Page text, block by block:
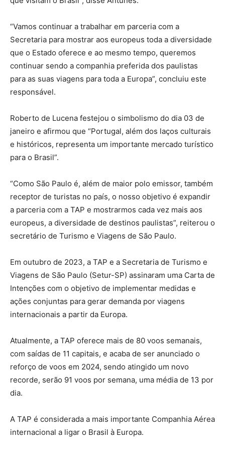
“Vamos continuar a trabalhar em parceria com a
Secretaria para mostrar aos europeus toda a diversidade
que o Estado oferece e ao mesmo tempo, queremos
continuar sendo a companhia preferida dos paulistas
para as suas viagens para toda a Europa”, concluiu este
responsável.
Roberto de Lucena festejou o simbolismo do dia 03 de
janeiro e afirmou que “Portugal, além dos laços culturais
e históricos, representa um importante mercado turístico
para o Brasil”.
“Como São Paulo é, além de maior polo emissor, também
receptor de turistas no país, o nosso objetivo é expandir
a parceria com a TAP e mostrarmos cada vez mais aos
europeus, a diversidade de destinos paulistas”, reiterou o
secretário de Turismo e Viagens de São Paulo.
Em outubro de 2023, a TAP e a Secretaria de Turismo e
Viagens de São Paulo (Setur-SP) assinaram uma Carta de
Intenções com o objetivo de implementar medidas e
ações conjuntas para gerar demanda por viagens
internacionais a partir da Europa.
Atualmente, a TAP oferece mais de 80 voos semanais,
com saídas de 11 capitais, e acaba de ser anunciado o
reforço de voos em 2024, sendo atingido um novo
recorde, serão 91 voos por semana, uma média de 13 por
dia.
A TAP é considerada a mais importante Companhia Aérea
internacional a ligar o Brasil à Europa.